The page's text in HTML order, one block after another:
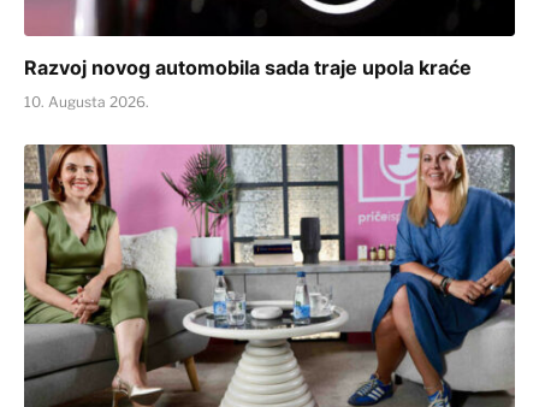
Razvoj novog automobila sada traje upola kraće
10. Augusta 2026.